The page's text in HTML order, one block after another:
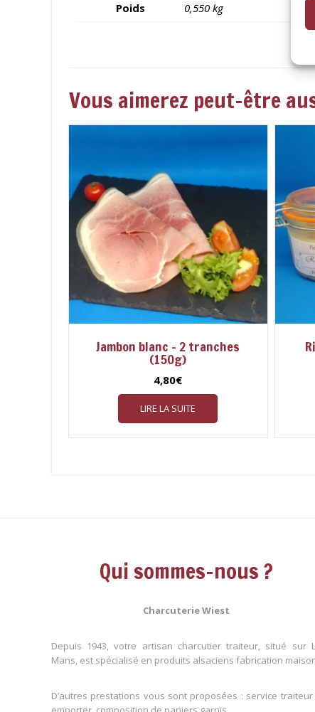
Poids 0,550 kg
Vous aimerez peut-être
Jambon blanc – 2 tranches
(150g)
4,80€
LIRE LA SUITE
Qui sommes-nous ?
Charcuterie Wiest
Depuis 1943, votre artisan charcutier traiteur, situé sur
Mans, est spécialisé en produits alsaciens fabrication
D’autres prestations vous sont proposées : service traiteur